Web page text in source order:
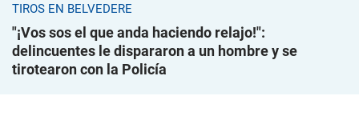
TIROS EN BELVEDERE
"¡Vos sos el que anda haciendo relajo!":
delincuentes le dispararon a un hombre y se
tirotearon con la Policía